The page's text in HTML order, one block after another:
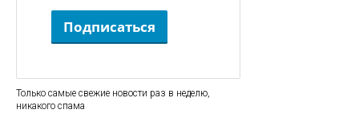
Подписаться
Только самые свежие новости раз в неделю,
никакого спама